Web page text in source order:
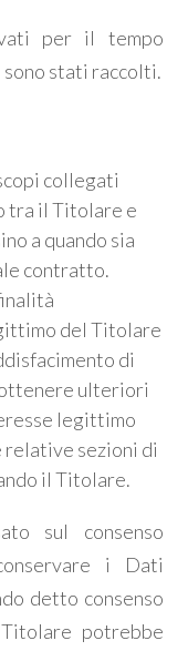
per il tempo
stati raccolti.
collegati
tra il Titolare e
a quando sia
contratto.
del Titolare
di
ulteriori
legittimo
sezioni di
il Titolare.
sul consenso
i Dati
detto consenso
potrebbe